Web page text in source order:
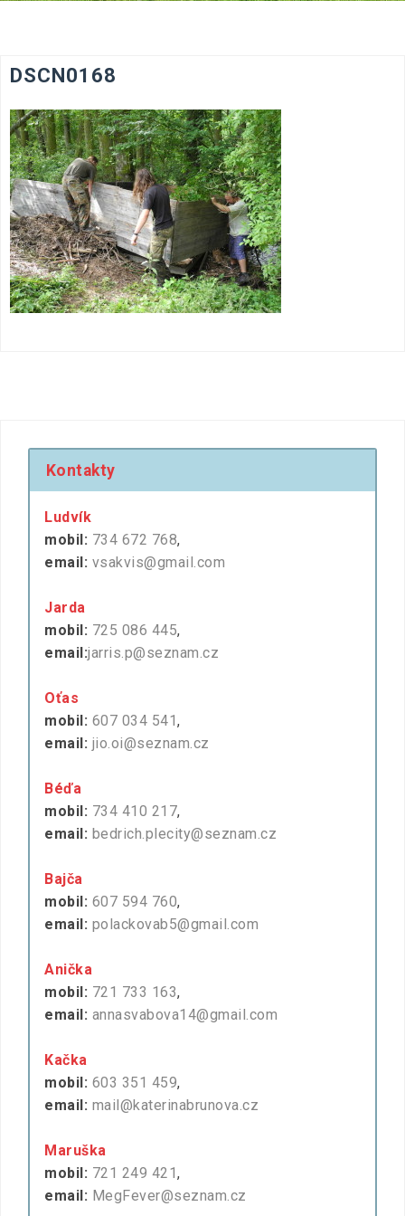
DSCN0168
Kontakty
Ludvík
mobil: 734 672 768,
email: vsakvis@gmail.com
Jarda
mobil: 725 086 445,
email:jarris.p@seznam.cz
Oťas
mobil: 607 034 541,
email: jio.oi@seznam.cz
Béďa
mobil: 734 410 217,
email: bedrich.plecity@seznam.cz
Bajča
mobil: 607 594 760,
email: polackovab5@gmail.com
Anička
mobil: 721 733 163,
email: annasvabova14@gmail.com
Kačka
mobil: 603 351 459,
email: mail@katerinabrunova.cz
Maruška
mobil: 721 249 421,
email: MegFever@seznam.cz